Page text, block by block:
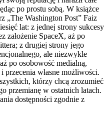
po prostu sobą. W książce
„The Washington Post” Faiz
lat: z jednej strony sukcesy
założenie SpaceX, aż po
z drugiej strony jego
ale niezwykle
po osobowość medialną,
przecenia własne możliwości.
którzy chcą zrozumieć
przemianę w ostatnich latach.
dostępności zgodnie z